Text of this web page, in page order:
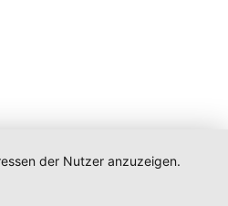
der Nutzer anzuzeigen.